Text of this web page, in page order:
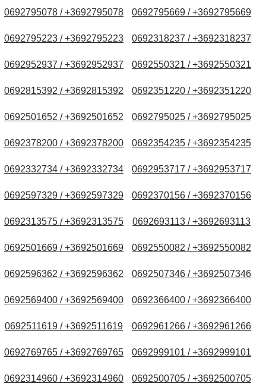
0692795078 / +3692795078 0692795669 / +3692795669
0692795223 / +3692795223 0692318237 / +3692318237
0692952937 / +3692952937 0692550321 / +3692550321
0692815392 / +3692815392 0692351220 / +3692351220
0692501652 / +3692501652 0692795025 / +3692795025
0692378200 / +3692378200 0692354235 / +3692354235
0692332734 / +3692332734 0692953717 / +3692953717
0692597329 / +3692597329 0692370156 / +3692370156
0692313575 / +3692313575 0692693113 / +3692693113
0692501669 / +3692501669 0692550082 / +3692550082
0692596362 / +3692596362 0692507346 / +3692507346
0692569400 / +3692569400 0692366400 / +3692366400
0692511619 / +3692511619 0692961266 / +3692961266
0692769765 / +3692769765 0692999101 / +3692999101
0692314960 / +3692314960 0692500705 / +3692500705